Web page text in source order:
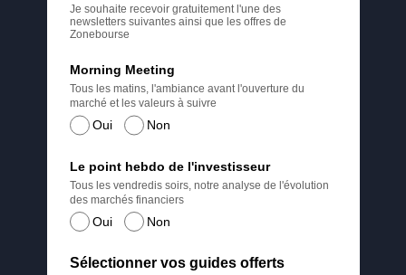
Je souhaite recevoir gratuitement l'une des
newsletters suivantes ainsi que les offres de
Zonebourse
Oui Non
Morning Meeting
Tous les matins, l'ambiance avant l'ouverture du
marché et les valeurs à suivre
Oui Non
Le point hebdo de l'investisseur
Tous les vendredis soirs, notre analyse de l'évolution
des marchés financiers
Sélectionner vos guides offerts